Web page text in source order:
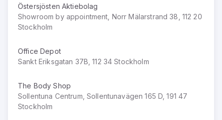
Östersjösten Aktiebolag
Showroom by appointment, Norr Mälarstrand 38, 112 20
Stockholm
Office Depot
Sankt Eriksgatan 37B, 112 34 Stockholm
The Body Shop
Sollentuna Centrum, Sollentunavägen 165 D, 191 47
Stockholm